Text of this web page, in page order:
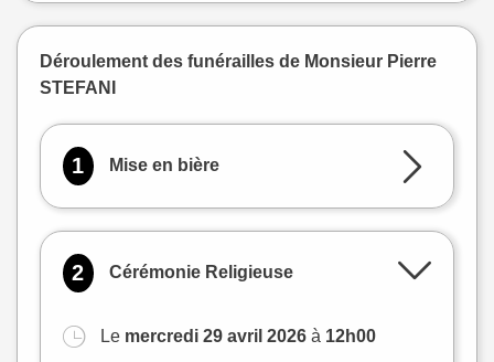
Déroulement des funérailles de Monsieur Pierre
STEFANI
1 Mise en bière
2 Cérémonie Religieuse
Le mercredi 29 avril 2026 à 12h00